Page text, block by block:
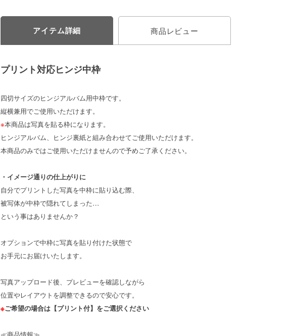
アイテム詳細 商品レビュー
プリント対応ヒンジ中枠
四切サイズのヒンジアルバム用中枠です。
縦横兼用でご使用いただけます。
※本商品は写真を貼る枠になります。
ヒンジアルバム、ヒンジ裏紙と組み合わせてご使用いただけます。
本商品のみではご使用いただけませんので予めご了承ください。
・イメージ通りの仕上がりに
自分でプリントした写真を中枠に貼り込む際、
被写体が中枠で隠れてしまった…
という事はありませんか？
オプションで中枠に写真を貼り付けた状態で
お手元にお届けいたします。
写真アップロード後、プレビューを確認しながら
位置やレイアウトを調整できるので安心です。
※ご希望の場合は【プリント付】をご選択ください